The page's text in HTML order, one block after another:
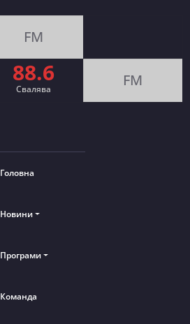
FM
88.6
Cвалява FM
Головна
Новини
Програми
Команда